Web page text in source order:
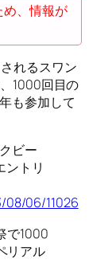
、情報が
れるスワン
1000回目の
も参加して
ビー
ントリ
08/06/11026
で1000
リアル